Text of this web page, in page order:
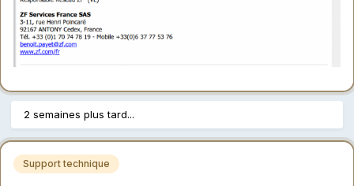
2 semaines plus tard...
Support technique